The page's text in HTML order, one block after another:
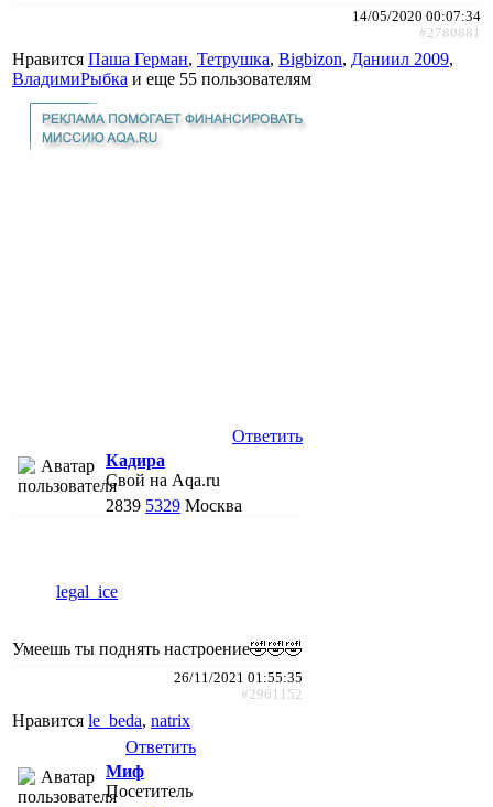
14/05/2020 00:07:34
#2780881
Нравится Паша Герман, Тетрушка, Bigbizon, Даниил 2009,
ВладимиРыбка и еще 55 пользователям
Ответить
Кадира
Свой на Aqa.ru
2839 5329 Москва
legal_ice
Умеешь ты поднять настроение🤣🤣🤣
26/11/2021 01:55:35
#2961152
Нравится le_beda, natrix
Ответить
Миф
Посетитель